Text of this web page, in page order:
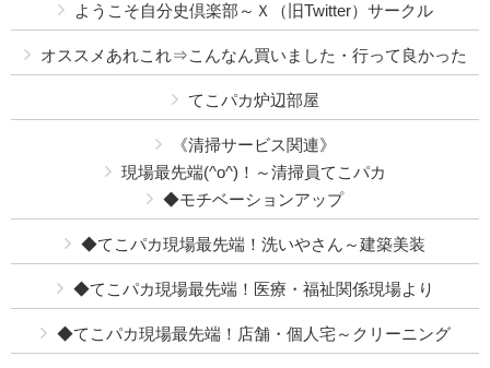
ようこそ自分史倶楽部～Ｘ（旧Twitter）サークル
オススメあれこれ⇒こんなん買いました・行って良かった
てこパカ炉辺部屋
《清掃サービス関連》
現場最先端(^o^)！～清掃員てこパカ
◆モチベーションアップ
◆てこパカ現場最先端！洗いやさん～建築美装
◆てこパカ現場最先端！医療・福祉関係現場より
◆てこパカ現場最先端！店舗・個人宅～クリーニング